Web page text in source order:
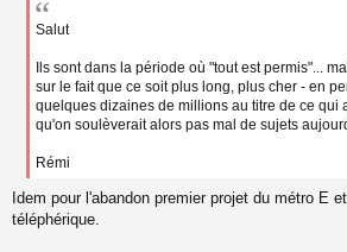
Salut
Ils sont dans la période où "tout est permis"...
sur le fait que ce soit plus long, plus cher - en
quelques dizaines de millions au titre de ce qui
qu'on soulèverait alors pas mal de sujets
Rémi
Idem pour l'abandon premier projet du métro E
téléphérique.